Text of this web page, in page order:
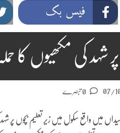
فیس بک
مکھیوں کا حملہ 29 بچے زخمی
07/